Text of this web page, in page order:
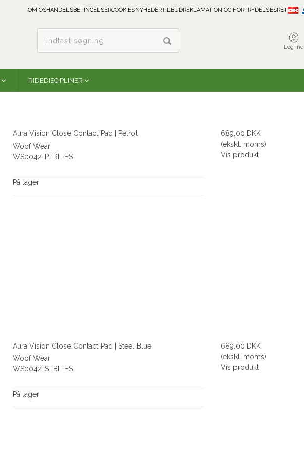
OM OSHANDELSBETINGELSERCOOKIESNYHEDERTILBUDREKLAMATION OG FORTRYDELSESRET
Log ind
RIDEDISCIPLINER
Aura Vision Close Contact Pad | Petrol
Woof Wear
WS0042-PTRL-FS
På lager
689,00 DKK
(ekskl. moms)
Vis produkt
Aura Vision Close Contact Pad | Steel Blue
Woof Wear
WS0042-STBL-FS
På lager
689,00 DKK
(ekskl. moms)
Vis produkt